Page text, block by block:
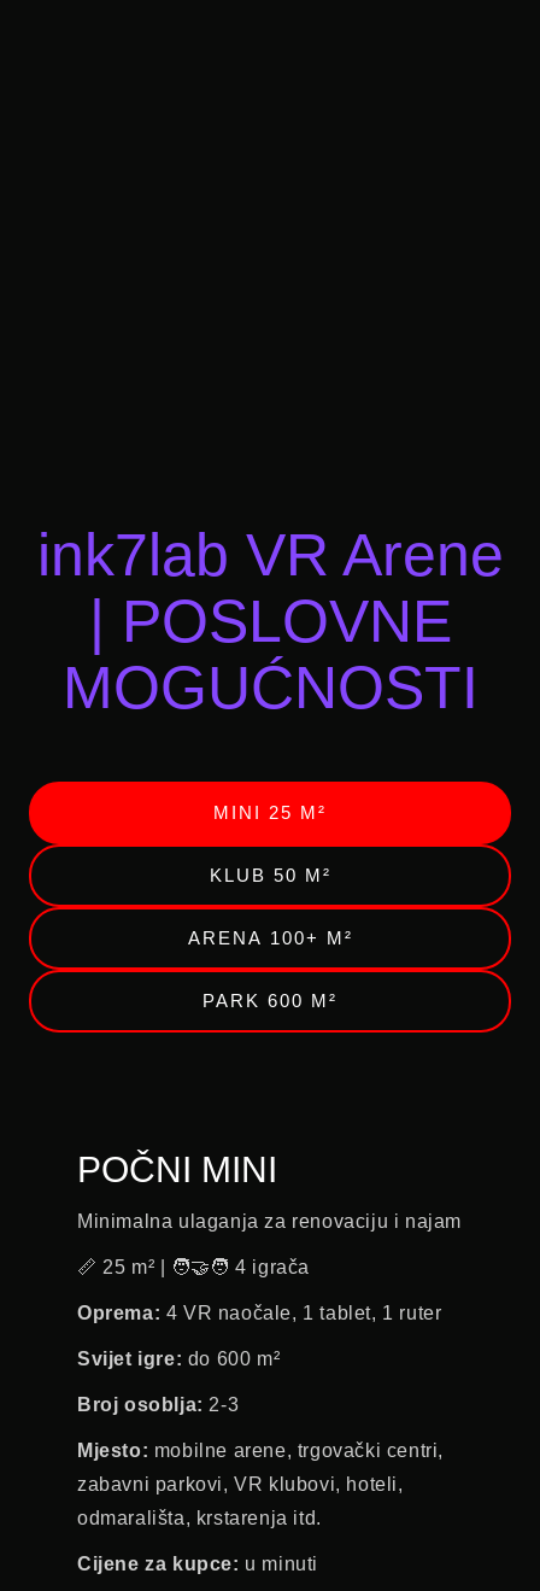
ink7lab VR Arene
| POSLOVNE
MOGUĆNOSTI
MINI 25 M²
KLUB 50 M²
ARENA 100+ M²
PARK 600 M²
POČNI MINI
Minimalna ulaganja za renovaciju i najam
📏 25 m² | 🧑‍🤝‍🧑 4 igrača
Oprema: 4 VR naočale, 1 tablet, 1 ruter
Svijet igre: do 600 m²
Broj osoblja: 2-3
Mjesto: mobilne arene, trgovački centri,
zabavni parkovi, VR klubovi, hoteli,
odmarališta, krstarenja itd.
Cijene za kupce: u minuti